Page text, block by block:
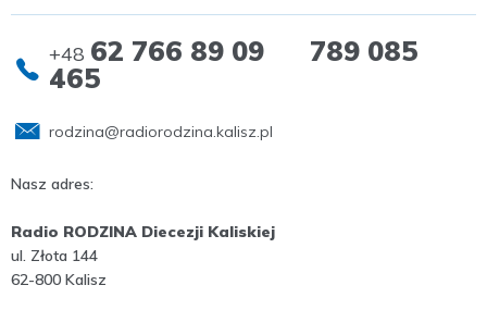
+48 62 766 89 09 789 085
465
rodzina@radiorodzina.kalisz.pl
Nasz adres:
Radio RODZINA Diecezji Kaliskiej
ul. Złota 144
62-800 Kalisz